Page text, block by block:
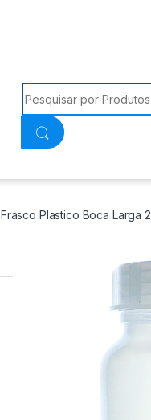
Procurar:
Frasco Plastico Boca Larga